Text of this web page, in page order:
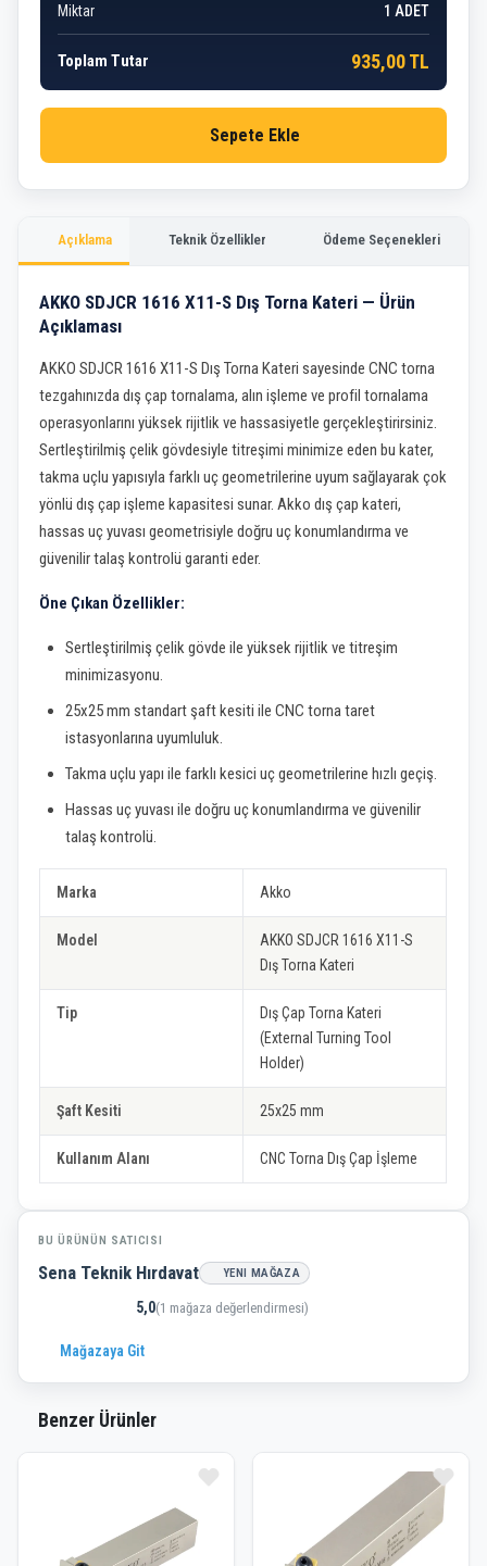
Açıklama Teknik Özellikler Ödeme Seçenekleri
AKKO SDJCR 1616 X11-S Dış Torna Kateri — Ürün
Açıklaması
AKKO SDJCR 1616 X11-S Dış Torna Kateri sayesinde CNC torna
tezgahınızda dış çap tornalama, alın işleme ve profil tornalama
operasyonlarını yüksek rijitlik ve hassasiyetle gerçekleştirirsiniz.
Sertleştirilmiş çelik gövdesiyle titreşimi minimize eden bu kater,
takma uçlu yapısıyla farklı uç geometrilerine uyum sağlayarak çok
yönlü dış çap işleme kapasitesi sunar. Akko dış çap kateri,
hassas uç yuvası geometrisiyle doğru uç konumlandırma ve
güvenilir talaş kontrolü garanti eder.
Öne Çıkan Özellikler:
Sertleştirilmiş çelik gövde ile yüksek rijitlik ve titreşim
minimizasyonu.
25x25 mm standart şaft kesiti ile CNC torna taret
istasyonlarına uyumluluk.
Takma uçlu yapı ile farklı kesici uç geometrilerine hızlı geçiş.
Hassas uç yuvası ile doğru uç konumlandırma ve güvenilir
talaş kontrolü.
Marka Akko
Model
AKKO SDJCR 1616 X11-S
Dış Torna Kateri
Tip
Dış Çap Torna Kateri
(External Turning Tool
Holder)
Şaft Kesiti 25x25 mm
Kullanım Alanı CNC Torna Dış Çap İşleme
Miktar
1 ADET
Toplam Tutar 935,00 TL
Sepete Ekle
BU ÜRÜNÜN SATICISI
Sena Teknik Hırdavat YENI MAĞAZA
5,0(1 mağaza değerlendirmesi)
Mağazaya Git
Benzer Ürünler